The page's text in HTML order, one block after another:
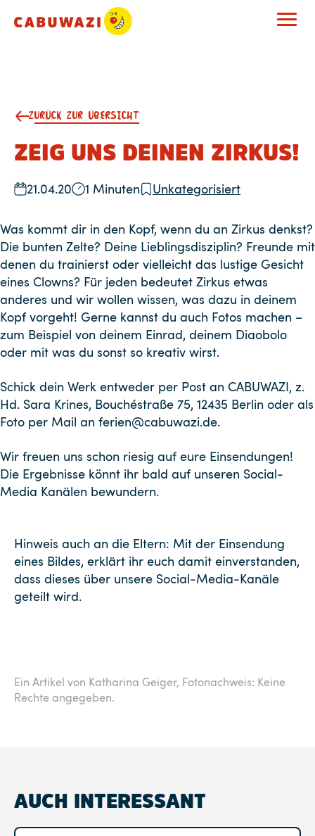
ZURÜCK ZUR ÜBERSICHT
ZEIG UNS DEINEN ZIRKUS!
21.04.20 1 Minuten Unkategorisiert
Was kommt dir in den Kopf, wenn du an Zirkus denkst?
Die bunten Zelte? Deine Lieblingsdisziplin? Freunde mit
denen du trainierst oder vielleicht das lustige Gesicht
eines Clowns? Für jeden bedeutet Zirkus etwas
anderes und wir wollen wissen, was dazu in deinem
Kopf vorgeht! Gerne kannst du auch Fotos machen –
zum Beispiel von deinem Einrad, deinem Diaobolo
oder mit was du sonst so kreativ wirst.
Schick dein Werk entweder per Post an CABUWAZI, z.
Hd. Sara Krines, Bouchéstraße 75, 12435 Berlin oder als
Foto per Mail an ferien@cabuwazi.de.
Wir freuen uns schon riesig auf eure Einsendungen!
Die Ergebnisse könnt ihr bald auf unseren Social-
Media Kanälen bewundern.
Hinweis auch an die Eltern: Mit der Einsendung
eines Bildes, erklärt ihr euch damit einverstanden,
dass dieses über unsere Social-Media-Kanäle
geteilt wird.
Ein Artikel von Katharina Geiger, Fotonachweis: Keine
Rechte angegeben.
AUCH INTERESSANT